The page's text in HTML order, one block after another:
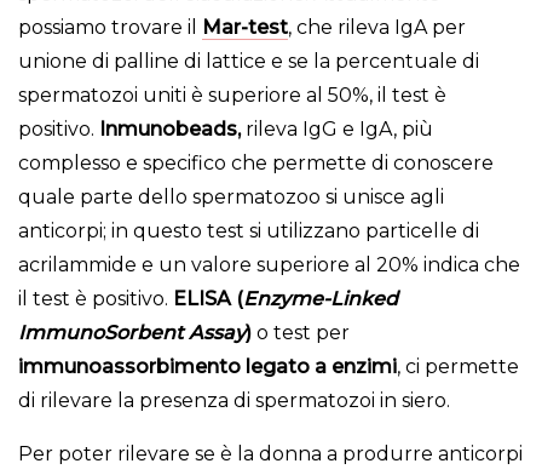
possiamo trovare il
Mar-test, che rileva IgA per
unione di palline di lattice e se la percentuale di
spermatozoi uniti è superiore al 50%, il test è
positivo. Inmunobeads,rileva IgG e IgA, più
complesso e specifico che permette di conoscere
quale parte dello spermatozoo si unisce agli
anticorpi; in questo test si utilizzano particelle di
acrilammide e un valore superiore al 20% indica che
il test è positivo. ELISA (Enzyme-Linked
ImmunoSorbent Assay) o test per
immunoassorbimento legato a enzimi, ci permette
di rilevare la presenza di spermatozoi in siero.
Per poter rilevare se è la donna a produrre anticorpi